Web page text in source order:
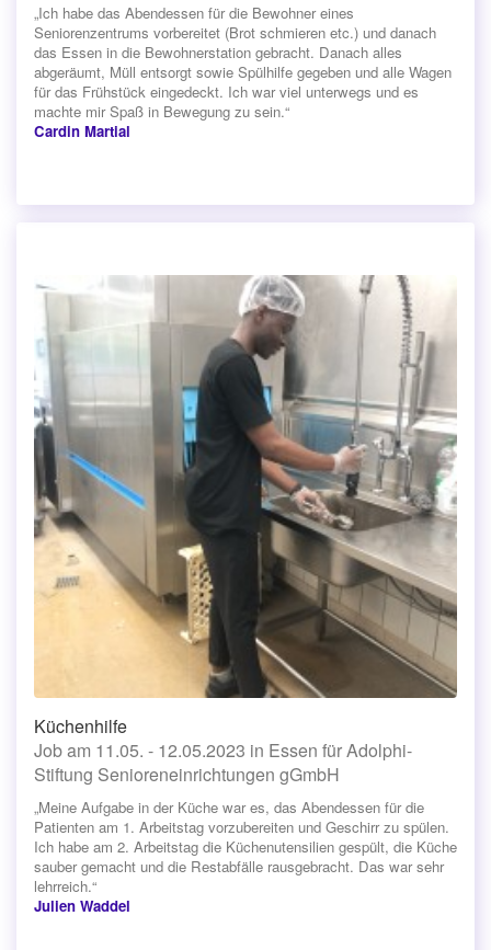
„Ich habe das Abendessen für die Bewohner eines
Seniorenzentrums vorbereitet (Brot schmieren etc.) und danach
das Essen in die Bewohnerstation gebracht. Danach alles
abgeräumt, Müll entsorgt sowie Spülhilfe gegeben und alle Wagen
für das Frühstück eingedeckt. Ich war viel unterwegs und es
machte mir Spaß in Bewegung zu sein.“
Cardin Martial
Küchenhilfe
Job am 11.05. - 12.05.2023 in Essen für Adolphi-
Stiftung Senioreneinrichtungen gGmbH
„Meine Aufgabe in der Küche war es, das Abendessen für die
Patienten am 1. Arbeitstag vorzubereiten und Geschirr zu spülen.
Ich habe am 2. Arbeitstag die Küchenutensilien gespült, die Küche
sauber gemacht und die Restabfälle rausgebracht. Das war sehr
lehrreich.“
Julien Waddel